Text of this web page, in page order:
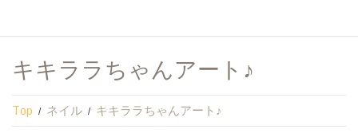
キキララちゃんアート♪
Top ネイル キキララちゃんアート♪